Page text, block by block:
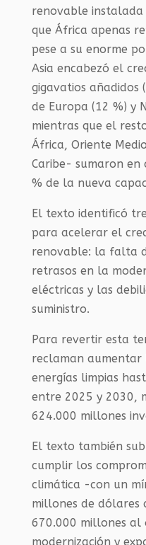
renovable
que África apenas
pese a su enorme
Asia encabezó el
gigavatios añadidos
de Europa (12 %) y
mientras que el
África, Oriente
Caribe- sumaron en
% de la nueva
El texto identificó
para acelerar el
renovable: la falta
retrasos en la
eléctricas y las
suministro.
Para revertir esta
reclaman aumentar
energías limpias
entre 2025 y 2030,
624.000 millones
El texto también
cumplir los
climática -con un
millones de dólares
670.000 millones
modernización y